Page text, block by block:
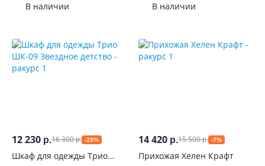
В наличии
В наличии
12 230 р.16 300р. -25%
Шкаф для одежды Трио
14 420 р.15 500р. -7%
Прихожая Хелен Крафт